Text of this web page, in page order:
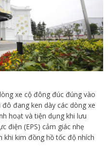
xe cộ đông đúc đúng vào
đang ken dày các dòng xe
hoạt và tiện dụng khi lưu
điện (EPS) cảm giác nhẹ
khi kim đồng hồ tốc độ nhích